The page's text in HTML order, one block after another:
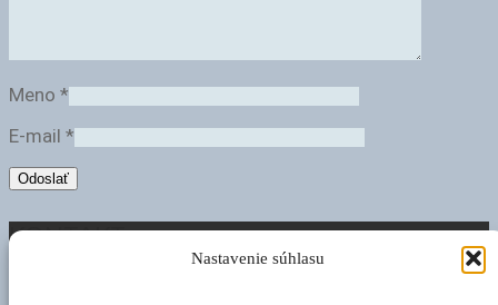
Nastavenie súhlasu
Meno *
E-mail *
KONTAKT